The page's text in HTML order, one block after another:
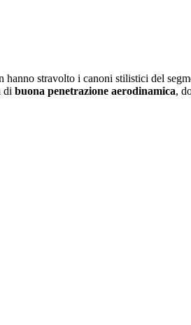
hanno stravolto i canoni stilistici del
di buona penetrazione aerodinamica,